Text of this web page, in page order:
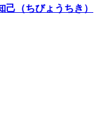
（ちびょうちき）